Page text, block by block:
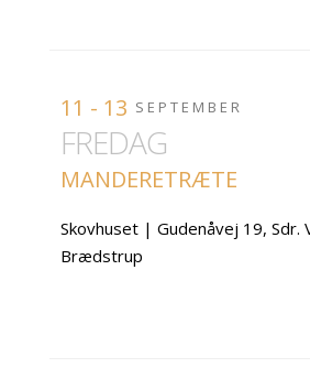
11 - 13 SEPTEMBER
FREDAG
MANDERETRÆTE
Skovhuset | Gudenåvej 19, Sdr.
Brædstrup